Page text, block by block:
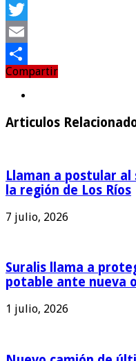
Facebook
Twitter
Email
Compartir
Compartir
Articulos
Llaman a postular
la región de Los Ríos
7 julio, 2026
Suralis llama a
potable ante nueva
1 julio, 2026